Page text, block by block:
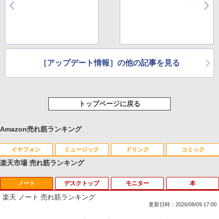
［アップデート情報］の他の記事を見る
トップページに戻る
Amazon売れ筋ランキング
イヤフォン
Anker Soundcore P40i オフホワイト
￥7,990
ミュージック
BRUCE WAYNE feat. Flo Milli, ATL Jacob
[Explicit]
ドリンク
【Amazon.co.jp限定】 い・ろ・は・す 2L P
ET ラベルレス ×8本
コミック
薬屋のひとりごと 17巻 (デジタル版ビッグガ
ンガンコミックス)
楽天市場 売れ筋ランキング
ノート
楽天 ノート 売れ筋ランキング
更新日時：2026/08/09 17:00
デスクトップ モニター 本